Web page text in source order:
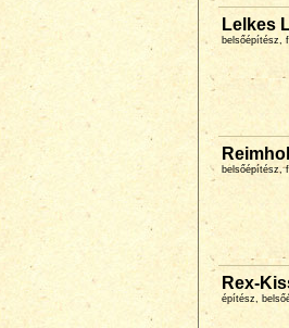
Lelkes
belsőépítész,
belsőépítész,
Rex-
építész,